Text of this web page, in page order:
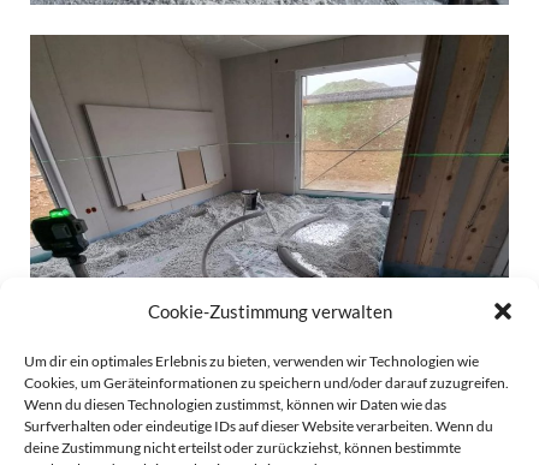
Cookie-Zustimmung verwalten
Um dir ein optimales Erlebnis zu bieten, verwenden wir Technologien wie
Cookies, um Geräteinformationen zu speichern und/oder darauf zuzugreifen.
Wenn du diesen Technologien zustimmst, können wir Daten wie das
Surfverhalten oder eindeutige IDs auf dieser Website verarbeiten. Wenn du
deine Zustimmung nicht erteilst oder zurückziehst, können bestimmte